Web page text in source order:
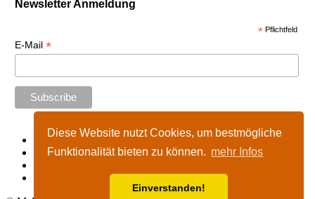
Diese Website nutzt Cookies, um bestmögliche
Funktionalität bieten zu können. mehr Infos
Einverstanden!
Newsletter Anmeldung
* Pflichtfeld
E-Mail *
Start
Impressum
Nutzungshinweise